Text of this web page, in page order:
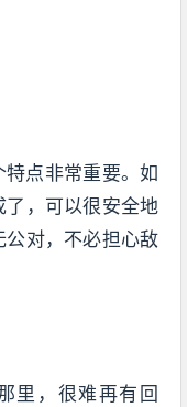
点非常重要。如
，可以很安全地
对，不必担心敌
里，很难再有回